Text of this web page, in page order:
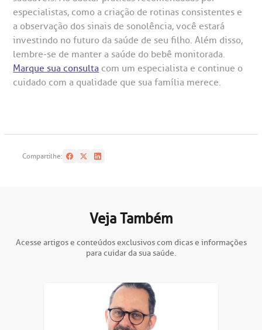
especialistas, como a criação de rotinas consistentes e
a observação dos sinais de sonolência, você estará
investindo no futuro da saúde de seu filho. Além disso,
lembre-se de manter a saúde do bebê monitorada.
Marque sua consulta com um especialista e continue o
cuidado com a qualidade que sua família merece.
Compartilhe:
Veja Também
Acesse artigos e conteúdos exclusivos com dicas e informações
para cuidar da sua saúde.